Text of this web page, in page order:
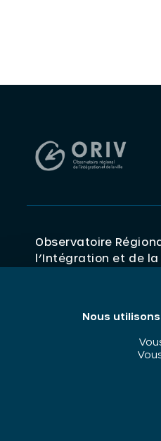
Observatoire
l’Intégration et de la
Discrimination.
Nous